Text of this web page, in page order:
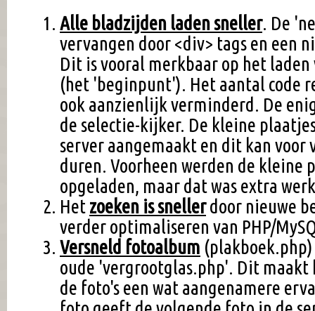
Alle bladzijden laden sneller. De
vervangen door <div> tags en een
Dit is vooral merkbaar op het laden
(het 'beginpunt'). Het aantal code
ook aanzienlijk verminderd. De
de selectie-kijker. De kleine
server aangemaakt en dit kan voor
duren. Voorheen werden de kleine
opgeladen, maar dat was extra
Het zoeken is snellerdoor nieuwe
verder optimaliseren van PHP/
Versneld fotoalbum
oude 'vergrootglas.php'. Dit maakt
de foto's een wat aangenamere